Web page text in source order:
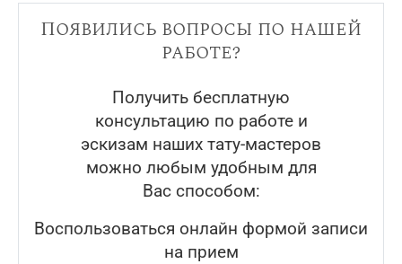
Появились вопросы по нашей
работе?
Получить бесплатную
консультацию по работе и
эскизам наших тату-мастеров
можно любым удобным для
Вас способом:
Воспользоваться онлайн формой записи
на прием